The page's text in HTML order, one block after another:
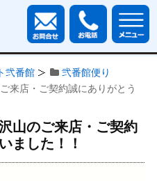
弐番館
弐番館便り
来店・ご契約誠にありがとう
山のご来店・ご契約
ました！！